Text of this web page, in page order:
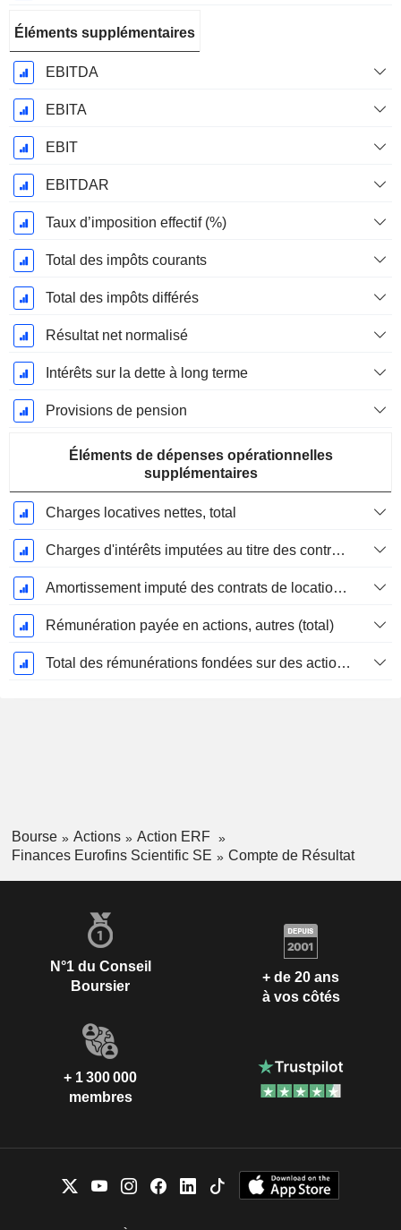
Éléments supplémentaires
EBITDA
EBITA
EBIT
EBITDAR
Taux d’imposition effectif (%)
Total des impôts courants
Total des impôts différés
Résultat net normalisé
Intérêts sur la dette à long terme
Provisions de pension
Éléments de dépenses opérationnelles
supplémentaires
Charges locatives nettes, total
Charges d'intérêts imputées au titre des contrats de location
Amortissement imputé des contrats de location simple
Rémunération payée en actions, autres (total)
Total des rémunérations fondées sur des actions
Bourse Actions
Action ERF
Finances Eurofins Scientific SE
Compte de Résultat
N°1 du Conseil
Boursier
+ de 20 ans
à vos côtés
+ 1 300 000
membres